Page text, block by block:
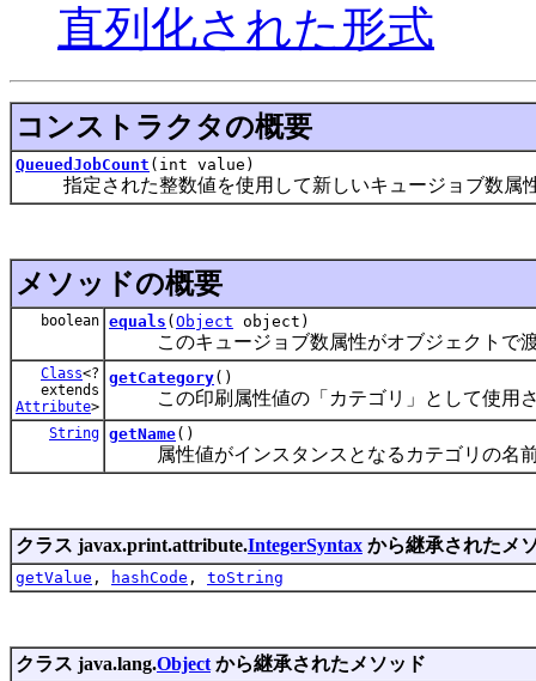
直列化された形式
コンストラクタの概要
QueuedJobCount (int value)
指定された整数値を使用して新しいキュージョブ数属
メソッドの概要
boolean equals ( Object object)
このキュージョブ数属性がオブジェクトで渡
Class<?
extends
Attribute>
getCategory()
この印刷属性値の「カテゴリ」として使用さ
String getName()
属性値がインスタンスとなるカテゴリの名
クラス javax.print.attribute.IntegerSyntax から継承されたメ
getValue , hashCode , toString
クラス java.lang.Object から継承されたメソッド